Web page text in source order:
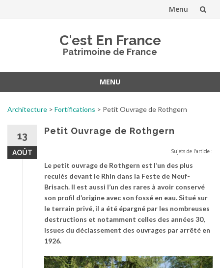
Menu
C'est En France
Patrimoine de France
MENU
Architecture > Fortifications > Petit Ouvrage de Rothgern
13
AOÛT
Petit Ouvrage de Rothgern
Sujets de l'article :
Le petit ouvrage de Rothgern est l’un des plus
reculés devant le Rhin dans la Feste de Neuf-
Brisach. Il est aussi l’un des rares à avoir conservé
son profil d’origine avec son fossé en eau. Situé sur
le terrain privé, il a été épargné par les nombreuses
destructions et notamment celles des années 30,
issues du déclassement des ouvrages par arrêté en
1926.